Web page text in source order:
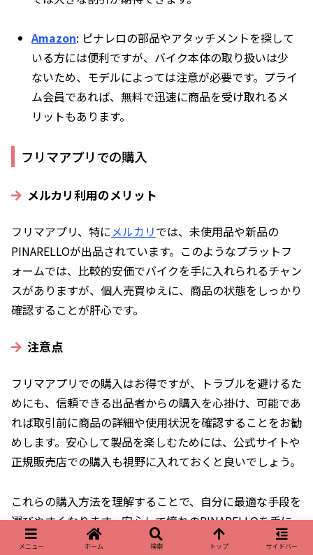
Amazon: ピナレロの部品やアタッチメントを探して
いる方には便利ですが、バイク本体の取り扱いは少
ないため、モデルによっては注意が必要です。プライ
ム会員であれば、無料で迅速に商品を受け取れるメ
リットもあります。
フリマアプリでの購入
メルカリ利用のメリット
フリマアプリ、特にメルカリでは、未使用品や新品の
PINARELLOが出品されています。このようなプラットフ
ォームでは、比較的安価でバイクを手に入れられるチャン
スがありますが、個人売買ゆえに、商品の状態をしっかり
確認することが肝心です。
注意点
フリマアプリでの購入はお得ですが、トラブルを避けるた
めにも、信頼できる出品者からの購入を心掛け、可能であ
れば取引前に商品の詳細や使用状況を確認することをお勧
めします。安心して製品を楽しむためには、公式サイトや
正規販売店での購入も視野に入れておくと良いでしょう。
これらの購入方法を理解することで、自分に最適な手段を
選びやすくなります。安心して憧れのPINARELLOを手に
入れましょう！
メニュー ホーム 検索 トップ サイドバー